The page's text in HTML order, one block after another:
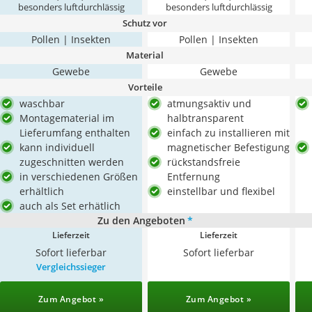
besonders luftdurchlässig besonders luftdurchlässig
Schutz vor
Pollen | Insekten Pollen | Insekten
Material
Gewebe Gewebe
Vorteile
waschbar
Montagematerial im
Lieferumfang enthalten
kann individuell
zugeschnitten werden
in verschiedenen Größen
erhältlich
auch als Set erhätlich
atmungsaktiv und
halbtransparent
einfach zu installieren mit
magnetischer Befestigung
rückstandsfreie
Entfernung
einstellbar und flexibel
Zu den Angeboten *
Lieferzeit
Sofort lieferbar
Lieferzeit
Sofort lieferbar
Vergleichssieger
Zum Angebot » Zum Angebot »